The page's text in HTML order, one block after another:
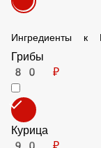
Ингредиенты к
80 ₽